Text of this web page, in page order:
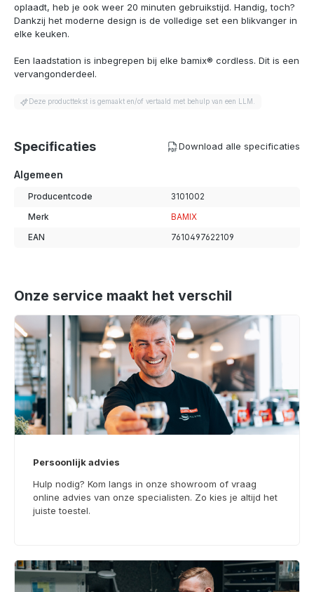
oplaadt, heb je ook weer 20 minuten gebruikstijd. Handig, toch?
Dankzij het moderne design is de volledige set een blikvanger in
elke keuken.
Een laadstation is inbegrepen bij elke bamix® cordless. Dit is een
vervangonderdeel.
Deze producttekst is gemaakt en/of vertaald met behulp van een LLM.
Specificaties Download alle specificaties
Algemeen
Producentcode 3101002
Merk BAMIX
EAN 7610497622109
Onze service maakt het verschil
Persoonlijk advies
Hulp nodig? Kom langs in onze showroom of vraag
online advies van onze specialisten. Zo kies je altijd het
juiste toestel.